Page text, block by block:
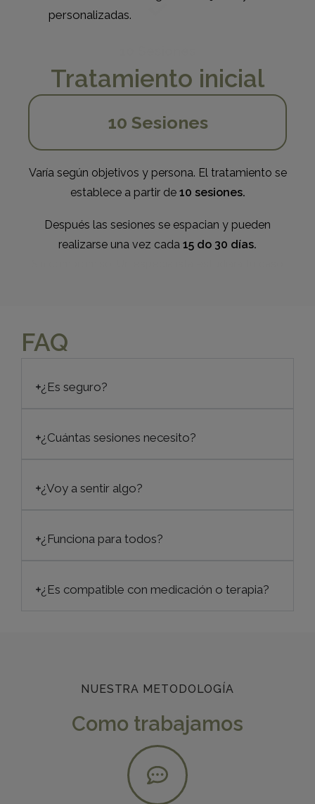
personalizadas.
Tratamiento inicial
10 Sesiones
Varía según objetivos y persona. El tratamiento se
establece a partir de 10 sesiones.
Después las sesiones se espacian y pueden
realizarse una vez cada 15 do 30 días.
FAQ
¿Es seguro?
¿Cuántas sesiones necesito?
¿Voy a sentir algo?
¿Funciona para todos?
¿Es compatible con medicación o terapia?
NUESTRA METODOLOGÍA
Como trabajamos